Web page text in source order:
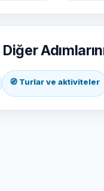
🧭 Turlar ve aktiviteler